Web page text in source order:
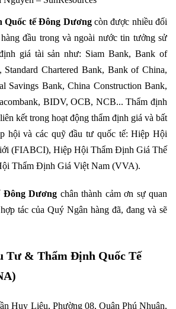
Quốc tế Đông Dươngcòn được nhiều đối
đầu trong và ngoài nước tin tưởng sử
giá tài sản như: Siam Bank, Bank of
Chartered Bank, Bank of China,
Savings Bank, China Construction Bank,
BIDV, OCB, NCB... Thẩm định
kết trong hoạt động thẩm định giá và bất
hội và các quỹ đầu tư quốc tế: Hiệp Hội
(FIABCI), Hiệp Hội Thẩm Định Giá Thế
Thẩm Định Giá Việt Nam (VVA).
Đông Dương chân thành cảm ơn sự quan
tác của Quý Ngân hàng đã, đang và sẽ
Tư & Thẩm Định Quốc Tế
Huy Liệu, Phường 08, Quận Phú Nhuận,